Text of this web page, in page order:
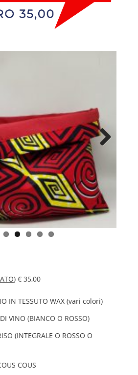
) € 35,00
IN TESSUTO WAX (vari colori)
VINO (BIANCO O ROSSO)
(INTEGRALE O ROSSO O
COUS